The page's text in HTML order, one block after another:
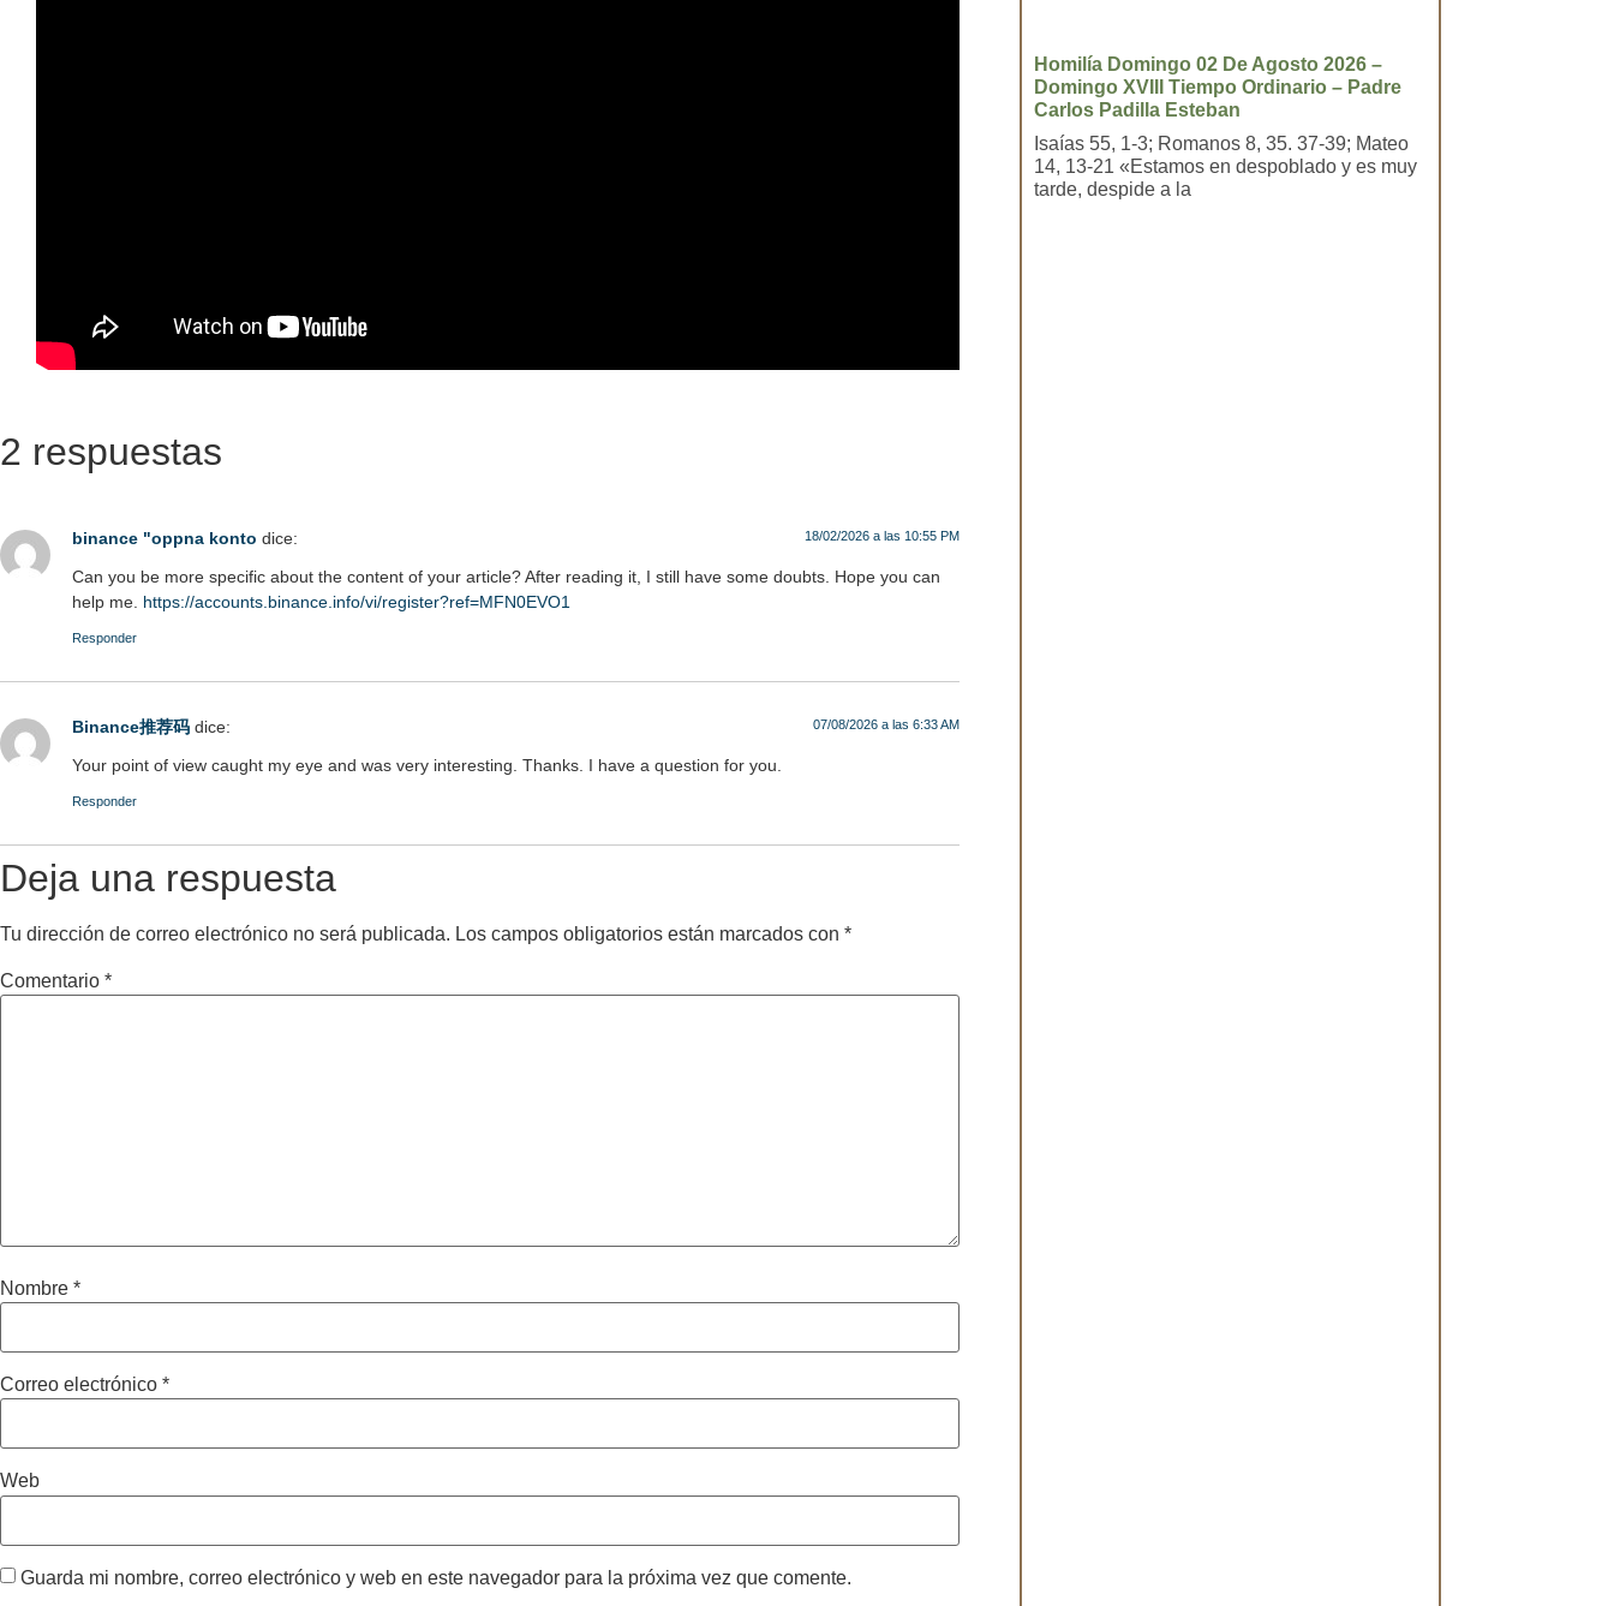
2 respuestas
binance "oppna konto dice: 18/02/2026 a las 10:55 PM
Can you be more specific about the content of your article? After reading it, I still have some doubts. Hope you can
help me. https://accounts.binance.info/vi/register?ref=MFN0EVO1
Responder
Binance推荐码 dice: 07/08/2026 a las 6:33 AM
Your point of view caught my eye and was very interesting. Thanks. I have a question for you.
Responder
Deja una respuesta
Tu dirección de correo electrónico no será publicada. Los campos obligatorios están marcados con *
Comentario *
Nombre *
Correo electrónico *
Web
Guarda mi nombre, correo electrónico y web en este navegador para la próxima vez que comente.
Homilía Domingo 02 De Agosto 2026 –
Domingo XVIII Tiempo Ordinario – Padre
Carlos Padilla Esteban
Isaías 55, 1-3; Romanos 8, 35. 37-39; Mateo
14, 13-21 «Estamos en despoblado y es muy
tarde, despide a la